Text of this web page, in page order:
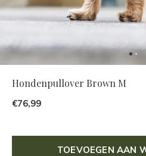
Hondenpullover Brown M
€76,99
TOEVOEGEN AAN